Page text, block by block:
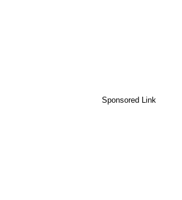
Sponsored Link